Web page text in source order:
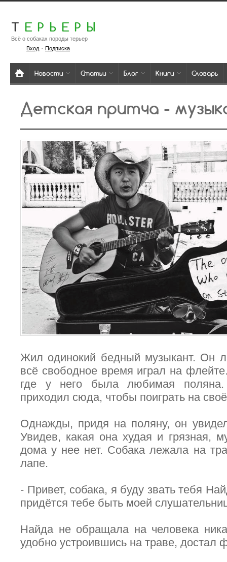
Т ЕРЬЕРЫ
Всё о собаках породы терьер
Вход· Подписка
Новости Статьи Блог Книги Словарь
Детская притча -
Жил одинокий бедный музыкант. Он
всё свободное время играл на
где у него была любимая
приходил сюда, чтобы поиграть на
Однажды, придя на поляну, он
Увидев, какая она худая и грязная,
дома у нее нет. Собака лежала на
лапе.
- Привет, собака, я буду звать тебя
придётся тебе быть моей
Найда не обращала на человека
удобно устроившись на траве, достал